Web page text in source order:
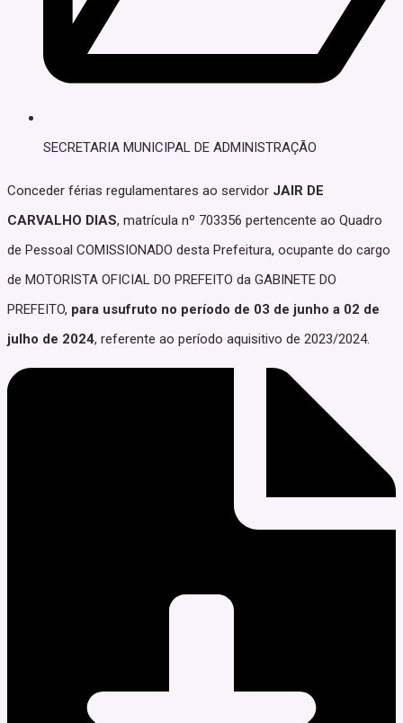
SECRETARIA MUNICIPAL DE ADMINISTRAÇÃO
Conceder férias regulamentares ao servidor JAIR DE
CARVALHO DIAS, matrícula nº 703356 pertencente ao Quadro
de Pessoal COMISSIONADO desta Prefeitura, ocupante do cargo
de MOTORISTA OFICIAL DO PREFEITO da GABINETE DO
PREFEITO, para usufruto no período de 03 de junho a 02 de
julho de 2024, referente ao período aquisitivo de 2023/2024.